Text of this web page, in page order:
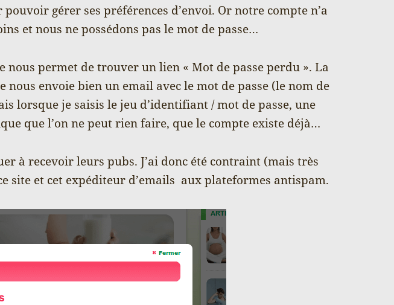
gérer ses préférences d’envoi. Or notre compte n’a
et nous ne possédons pas le mot de passe…
nous permet de trouver un lien « Mot de passe perdu ». La
nous envoie bien un email avec le mot de passe (le nom de
lorsque je saisis le jeu d’identifiant / mot de passe, une
que l’on ne peut rien faire, que le compte existe déjà…
à recevoir leurs pubs. J’ai donc été contraint (mais très
site et cet expéditeur d’emails aux plateformes antispam.